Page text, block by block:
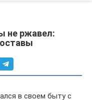
не ржавел:
в своем быту с